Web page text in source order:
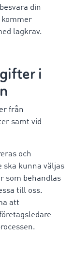
din
lagkrav.
i
från
samt vid
och
ska kunna väljas
som behandlas
till oss.
att